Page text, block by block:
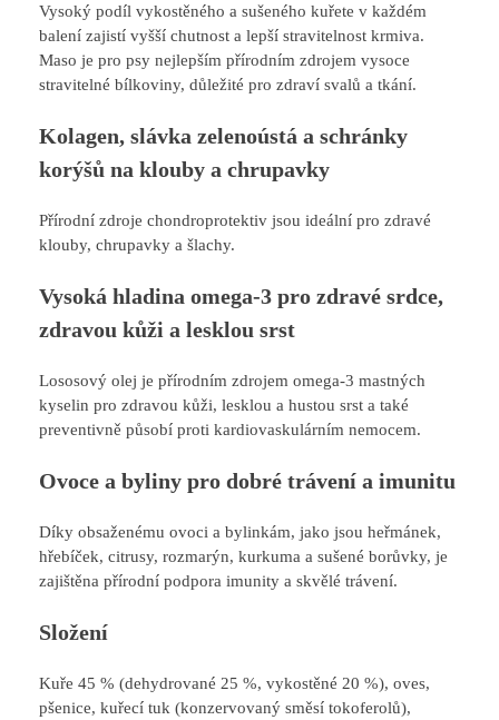
Vysoký podíl vykostěného a sušeného kuřete v každém
balení zajistí vyšší chutnost a lepší stravitelnost krmiva.
Maso je pro psy nejlepším přírodním zdrojem vysoce
stravitelné bílkoviny, důležité pro zdraví svalů a tkání.
Kolagen, slávka zelenoústá a schránky
korýšů na klouby a chrupavky
Přírodní zdroje chondroprotektiv jsou ideální pro zdravé
klouby, chrupavky a šlachy.
Vysoká hladina omega-3 pro zdravé srdce,
zdravou kůži a lesklou srst
Lososový olej je přírodním zdrojem omega-3 mastných
kyselin pro zdravou kůži, lesklou a hustou srst a také
preventivně působí proti kardiovaskulárním nemocem.
Ovoce a byliny pro dobré trávení a imunitu
Díky obsaženému ovoci a bylinkám, jako jsou heřmánek,
hřebíček, citrusy, rozmarýn, kurkuma a sušené borůvky, je
zajištěna přírodní podpora imunity a skvělé trávení.
Složení
Kuře 45 % (dehydrované 25 %, vykostěné 20 %), oves,
pšenice, kuřecí tuk (konzervovaný směsí tokoferolů),